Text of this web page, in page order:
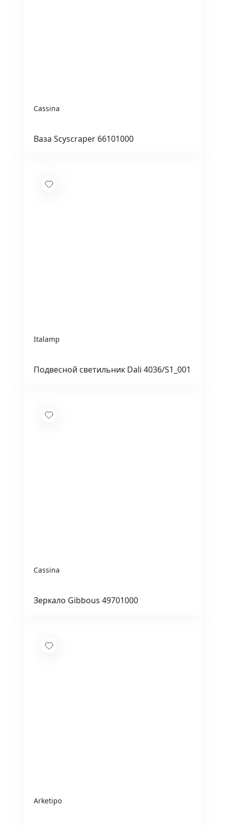
Cassina
Ваза Scyscraper 66101000
Italamp
Подвесной светильник Dali 4036/S1_001
Cassina
Зеркало Gibbous 49701000
Arketipo